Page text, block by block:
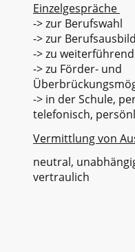
Einzelgespräche
-> zur Berufswahl
-> zur
-> zu
-> zu Förder- und
-> in der Schule,
telefonisch,
Vermittlung von
neutral,
vertraulich